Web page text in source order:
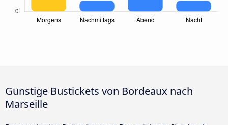
Günstige Bustickets von Bordeaux nach
Marseille